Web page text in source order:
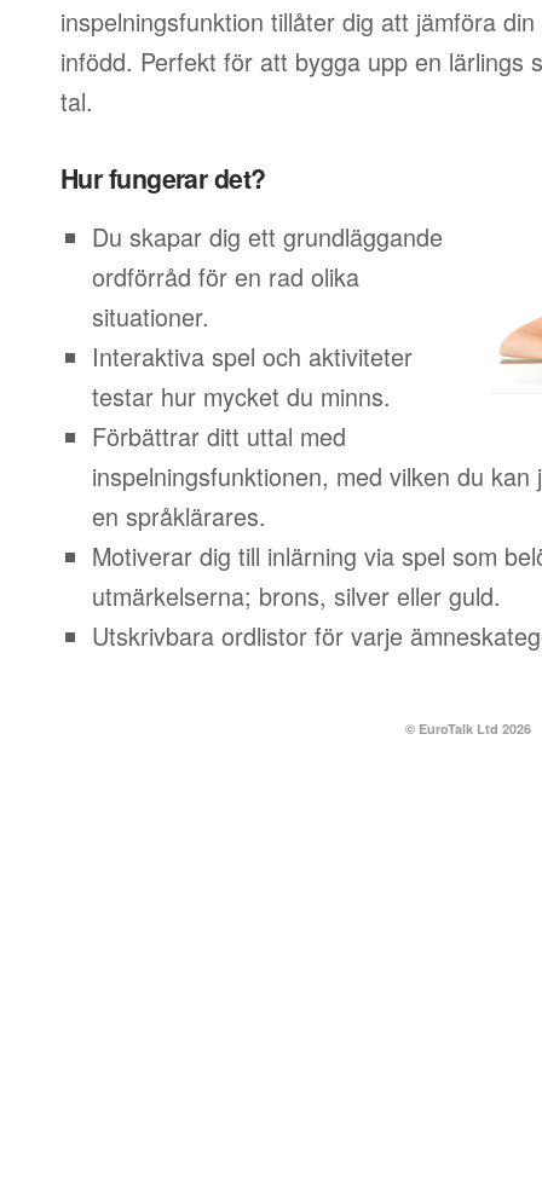
inspelningsfunktion tillåter dig att jämföra
infödd. Perfekt för att bygga upp en lärlings
tal.
Hur fungerar det?
Du skapar dig ett grundläggande
ordförråd för en rad olika
situationer.
Interaktiva spel och aktiviteter
testar hur mycket du minns.
Förbättrar ditt uttal med
inspelningsfunktionen, med vilken du
en språklärares.
Motiverar dig till inlärning via spel som
utmärkelserna; brons, silver eller guld.
Utskrivbara ordlistor för varje
© EuroTalk Ltd 2026